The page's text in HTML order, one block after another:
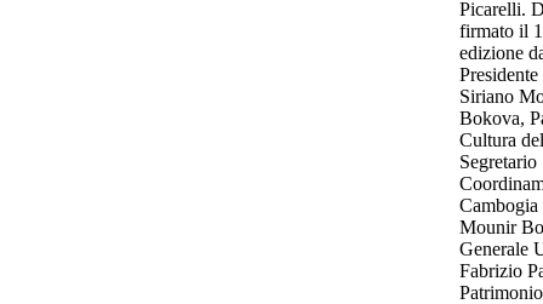
Picarelli.
firmato il
edizione
Siriano
Bokova,
Cultura
Mounir
Generale
Fabrizio